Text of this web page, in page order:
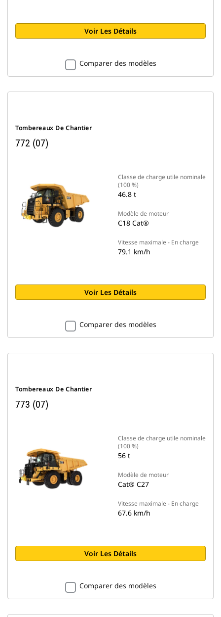
Voir Les Détails
Comparer des modèles
Tombereaux De Chantier
772 (07)
Classe de charge utile nominale
(100 %)
46.8 t
Modèle de moteur
C18 Cat®
Vitesse maximale - En charge
79.1 km/h
Voir Les Détails
Comparer des modèles
Tombereaux De Chantier
773 (07)
Classe de charge utile nominale
(100 %)
56 t
Modèle de moteur
Cat® C27
Vitesse maximale - En charge
67.6 km/h
Voir Les Détails
Comparer des modèles